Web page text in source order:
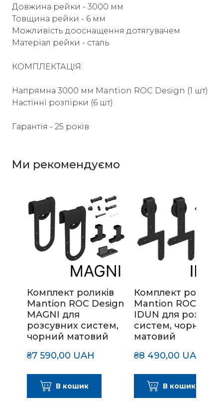
Довжина рейки - 3000 мм
Товщина рейки - 6 мм
Можливість дооснащення дотягувачем
Матеріал рейки - сталь
КОМПЛЕКТАЦІЯ:
Напрямна 3000 мм Mantion ROC Design (1 шт)
Настінні розпірки (6 шт)
Гарантія - 25 років
Ми рекомендуємо
Комплект роликів
Mantion ROC Design
MAGNI для
розсувних систем,
чорний матовий
₴7 590,00 UAH
В кошик
Комплект роликів
Mantion ROC
IDUN для
систем, чорний
матовий
₴8 490,00 UAH
В кошик